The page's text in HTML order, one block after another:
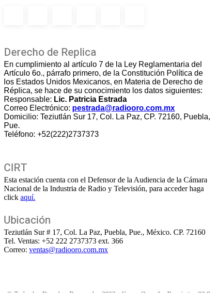
Derecho de Replica
En cumplimiento al artículo 7 de la Ley Reglamentaria del
Artículo 6o., párrafo primero, de la Constitución Política de
los Estados Unidos Mexicanos, en Materia de Derecho de
Réplica, se hace de su conocimiento los datos siguientes:
Responsable: Lic. Patricia Estrada
Correo Electrónico: pestrada@radiooro.com.mx
Domicilio: Teziutlán Sur 17, Col. La Paz, CP. 72160, Puebla,
Pue.
Teléfono: +52(222)2737373
CIRT
Esta estación cuenta con el Defensor de la Audiencia de la Cámara
Nacional de la Industria de Radio y Televisión, para acceder haga
click aquí.
Ubicación
Teziutlán Sur # 17, Col. La Paz, Puebla, Pue., México. CP. 72160
Tel. Ventas: +52 222 2737373 ext. 366
Correo: ventas@radiooro.com.mx